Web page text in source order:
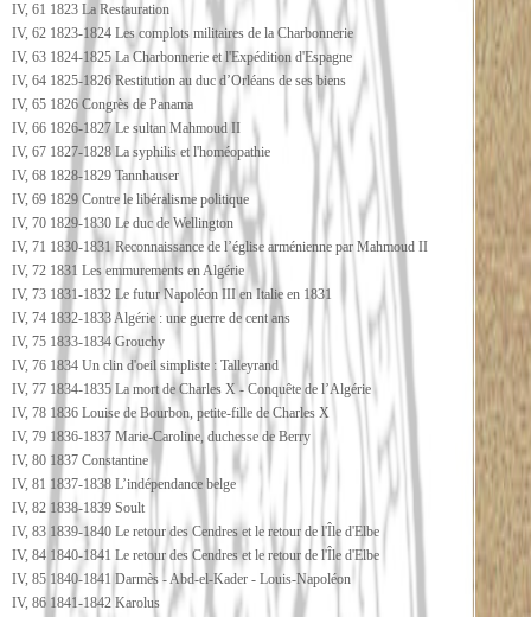
IV, 61 1823 La Restauration
IV, 62 1823-1824 Les complots militaires de la Charbonnerie
IV, 63 1824-1825 La Charbonnerie et l'Expédition d'Espagne
IV, 64 1825-1826 Restitution au duc d’Orléans de ses biens
IV, 65 1826 Congrès de Panama
IV, 66 1826-1827 Le sultan Mahmoud II
IV, 67 1827-1828 La syphilis et l'homéopathie
IV, 68 1828-1829 Tannhauser
IV, 69 1829 Contre le libéralisme politique
IV, 70 1829-1830 Le duc de Wellington
IV, 71 1830-1831 Reconnaissance de l’église arménienne par Mahmoud II
IV, 72 1831 Les emmurements en Algérie
IV, 73 1831-1832 Le futur Napoléon III en Italie en 1831
IV, 74 1832-1833 Algérie : une guerre de cent ans
IV, 75 1833-1834 Grouchy
IV, 76 1834 Un clin d'oeil simpliste : Talleyrand
IV, 77 1834-1835 La mort de Charles X - Conquête de l’Algérie
IV, 78 1836 Louise de Bourbon, petite-fille de Charles X
IV, 79 1836-1837 Marie-Caroline, duchesse de Berry
IV, 80 1837 Constantine
IV, 81 1837-1838 L’indépendance belge
IV, 82 1838-1839 Soult
IV, 83 1839-1840 Le retour des Cendres et le retour de l'Île d'Elbe
IV, 84 1840-1841 Le retour des Cendres et le retour de l'Île d'Elbe
IV, 85 1840-1841 Darmès - Abd-el-Kader - Louis-Napoléon
IV, 86 1841-1842 Karolus